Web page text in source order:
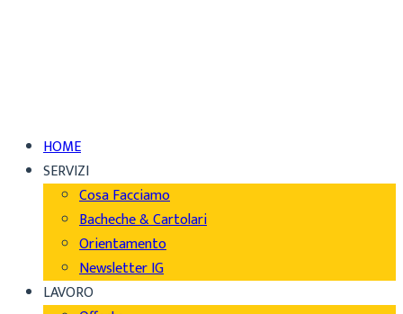
HOME
SERVIZI
Cosa Facciamo
Bacheche & Cartolari
Orientamento
Newsletter IG
LAVORO